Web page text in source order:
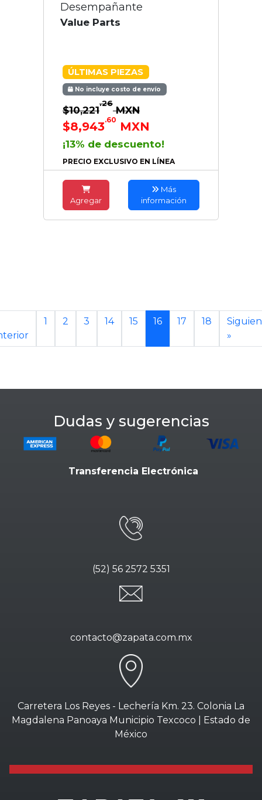
Desempañante
Value Parts
ÚLTIMAS PIEZAS
No incluye costo de envío
$10,221
.26
MXN
$8,943.60 MXN
¡13% de descuento!
PRECIO EXCLUSIVO EN LÍNEA
Agregar
Más
información
1 2 3 14 15 16 17 18
»
Dudas y sugerencias
Transferencia Electrónica
(52) 56 2572 5351
contacto@zapata.com.mx
Carretera Los Reyes - Lechería Km. 23. Colonia La
Magdalena Panoaya Municipio Texcoco | Estado de
México